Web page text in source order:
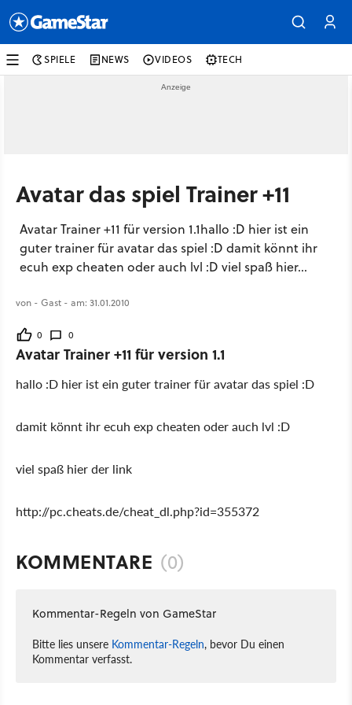
SPIELE NEWS VIDEOS TECH
Avatar das spiel Trainer +11
Avatar Trainer +11 für version 1.1hallo :D hier ist ein
guter trainer für avatar das spiel :D damit könnt ihr
ecuh exp cheaten oder auch lvl :D viel spaß hier...
von - Gast - am: 31.01.2010
0 0
Avatar Trainer +11 für version 1.1
hallo :D hier ist ein guter trainer für avatar das spiel :D
damit könnt ihr ecuh exp cheaten oder auch lvl :D
viel spaß hier der link
http://pc.cheats.de/cheat_dl.php?id=355372
KOMMENTARE (0)
Kommentar-Regeln von GameStar
Bitte lies unsere Kommentar-Regeln, bevor Du einen
Kommentar verfasst.